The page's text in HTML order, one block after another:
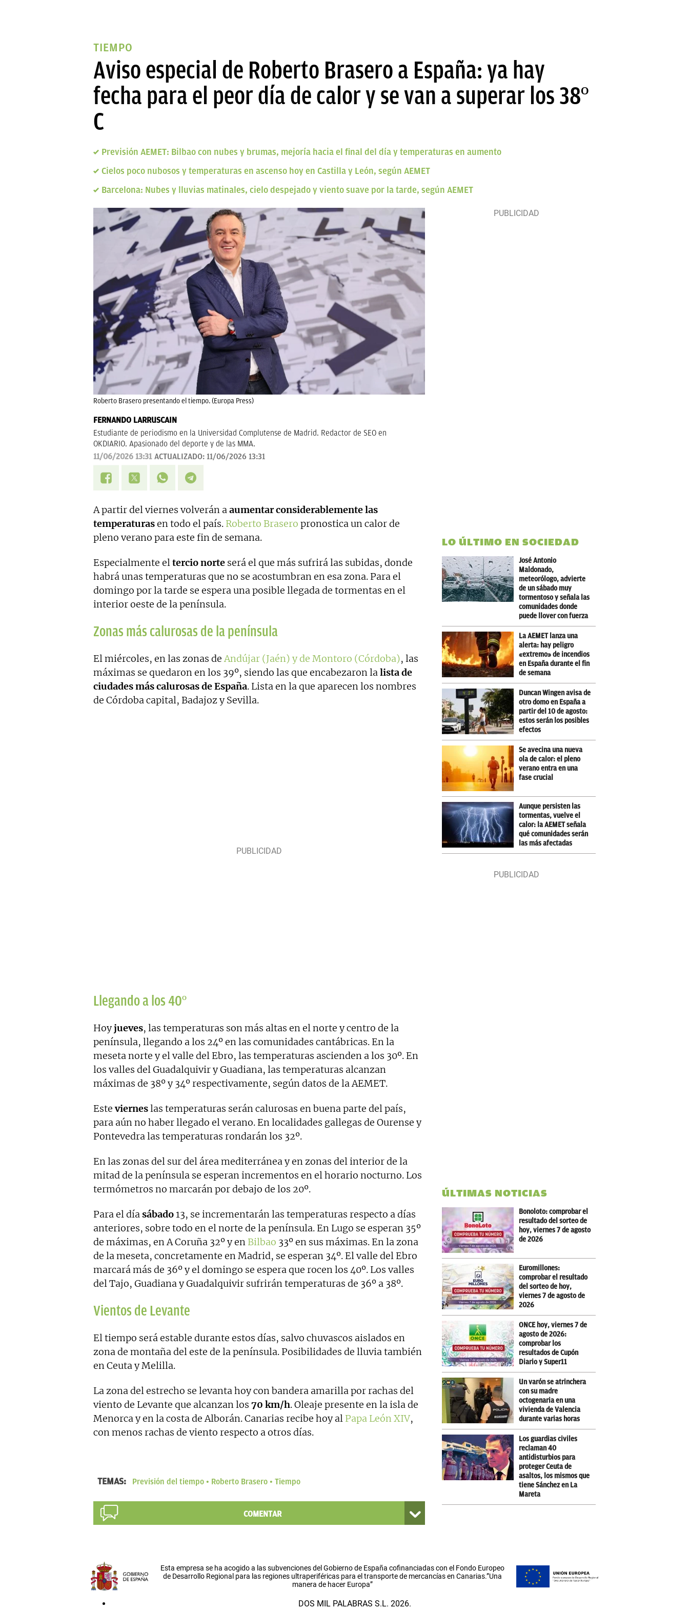
TIEMPO
Aviso especial de Roberto Brasero a España: ya hay
fecha para el peor día de calor y se van a superar los 38º
C
Previsión AEMET: Bilbao con nubes y brumas, mejoría hacia el final del día y temperaturas en aumento
Cielos poco nubosos y temperaturas en ascenso hoy en Castilla y León, según AEMET
Barcelona: Nubes y lluvias matinales, cielo despejado y viento suave por la tarde, según AEMET
Roberto Brasero presentando el tiempo. (Europa Press)
FERNANDO LARRUSCAIN
Estudiante de periodismo en la Universidad Complutense de Madrid. Redactor de SEO en
OKDIARIO. Apasionado del deporte y de las MMA.
11/06/2026 13:31 ACTUALIZADO: 11/06/2026 13:31
A partir del viernes volverán aaumentar considerablemente las
temperaturasen todo el país. Roberto Brasero pronostica un calor de
pleno verano para este fin de semana.
Especialmente eltercio norte será el que más sufrirá las subidas, donde
habrá unas temperaturas que no se acostumbran en esa zona. Para el
domingo por la tarde se espera una posible llegada de tormentas en el
interior oeste de la península.
Zonas más calurosas de la península
El miércoles, en las zonas deAndújar (Jaén) y de Montoro (Córdoba), las
máximas se quedaron en los 39º, siendo las que encabezaron lalista de
ciudades más calurosas de España. Lista en la que aparecen los nombres
de Córdoba capital, Badajoz y Sevilla.
Llegando a los 40º
Hoyjueves, las temperaturas son más altas en el norte y centro de la
península, llegando a los 24º en las comunidades cantábricas. En la
meseta norte y el valle del Ebro, las temperaturas ascienden a los 30º. En
los valles del Guadalquivir y Guadiana, las temperaturas alcanzan
máximas de 38º y 34º respectivamente, según datos de la AEMET.
Estevierneslas temperaturas serán calurosas en buena parte del país,
para aún no haber llegado el verano. En localidades gallegas de Ourense y
Pontevedra las temperaturas rondarán los 32º.
En las zonas del sur del área mediterránea y en zonas del interior de la
mitad de la península se esperan incrementos en el horario nocturno. Los
termómetros no marcarán por debajo de los 20º.
Para el díasábado13, se incrementarán las temperaturas respecto a días
anteriores, sobre todo en el norte de la península. En Lugo se esperan 35º
de máximas, en A Coruña 32º y en Bilbao 33º en sus máximas. En la zona
de la meseta, concretamente en Madrid, se esperan 34º. El valle del Ebro
marcará más de 36º y el domingo se espera que rocen los 40º. Los valles
del Tajo, Guadiana y Guadalquivir sufrirán temperaturas de 36º a 38º.
Vientos de Levante
El tiempo será estable durante estos días, salvo chuvascos aislados en
zona de montaña del este de la península. Posibilidades de lluvia también
en Ceuta y Melilla.
La zona del estrecho se levanta hoy con bandera amarilla por rachas del
viento de Levante que alcanzan los 70 km/h. Oleaje presente en la isla de
Menorca y en la costa de Alborán. Canarias recibe hoy al Papa León XIV,
con menos rachas de viento respecto a otros días.
TEMAS: Previsión del tiempo Roberto Brasero Tiempo
COMENTAR
LO ÚLTIMO EN SOCIEDAD
José Antonio
Maldonado,
meteorólogo, advierte
de un sábado muy
tormentoso y señala las
comunidades donde
puede llover con fuerza
La AEMET lanza una
alerta: hay peligro
«extremo» de incendios
en España durante el fin
de semana
Duncan Wingen avisa de
otro domo en España a
partir del 10 de agosto:
estos serán los posibles
efectos
Se avecina una nueva
ola de calor: el pleno
verano entra en una
fase crucial
Aunque persisten las
tormentas, vuelve el
calor: la AEMET señala
qué comunidades serán
las más afectadas
ÚLTIMAS NOTICIAS
Bonoloto: comprobar el
resultado del sorteo de
hoy, viernes 7 de agosto
de 2026
Euromillones:
comprobar el resultado
del sorteo de hoy,
viernes 7 de agosto de
2026
ONCE hoy, viernes 7 de
agosto de 2026:
comprobar los
resultados de Cupón
Diario y Super11
Un varón se atrinchera
con su madre
octogenaria en una
vivienda de Valencia
durante varias horas
Los guardias civiles
reclaman 40
antidisturbios para
proteger Ceuta de
asaltos, los mismos que
tiene Sánchez en La
Mareta
Esta empresa se ha acogido a las subvenciones del Gobierno de España cofinanciadas con el Fondo Europeo
de Desarrollo Regional para las regiones ultraperiféricas para el transporte de mercancías en Canarias.”Una
manera de hacer Europa”
DOS MIL PALABRAS S.L. 2026.